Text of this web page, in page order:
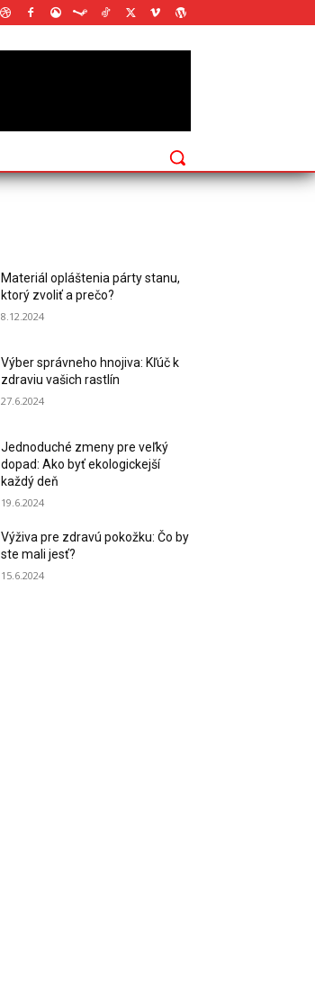
Materiál opláštenia párty stanu,
ktorý zvoliť a prečo?
8.12.2024
Výber správneho hnojiva: Kľúč k
zdraviu vašich rastlín
27.6.2024
Jednoduché zmeny pre veľký
dopad: Ako byť ekologickejší
každý deň
19.6.2024
Výživa pre zdravú pokožku: Čo by
ste mali jesť?
15.6.2024